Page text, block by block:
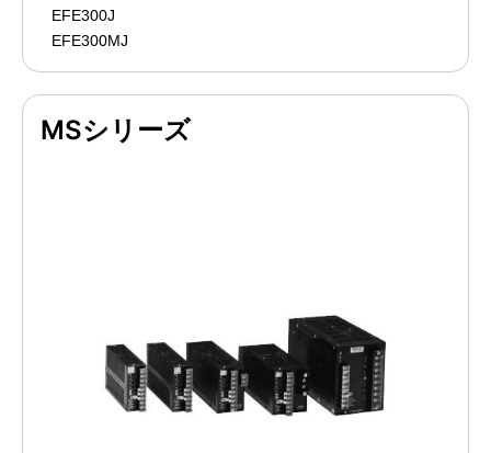
EFE300J
EFE300MJ
MSシリーズ